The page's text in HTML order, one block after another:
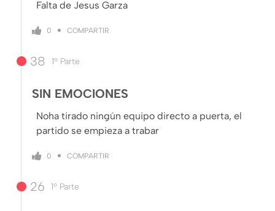
Falta de Jesus Garza
0 COMPARTIR
38 1º Parte
SIN EMOCIONES
Noha tirado ningún equipo directo a puerta, el
partido se empieza a trabar
0 COMPARTIR
26 1º Parte